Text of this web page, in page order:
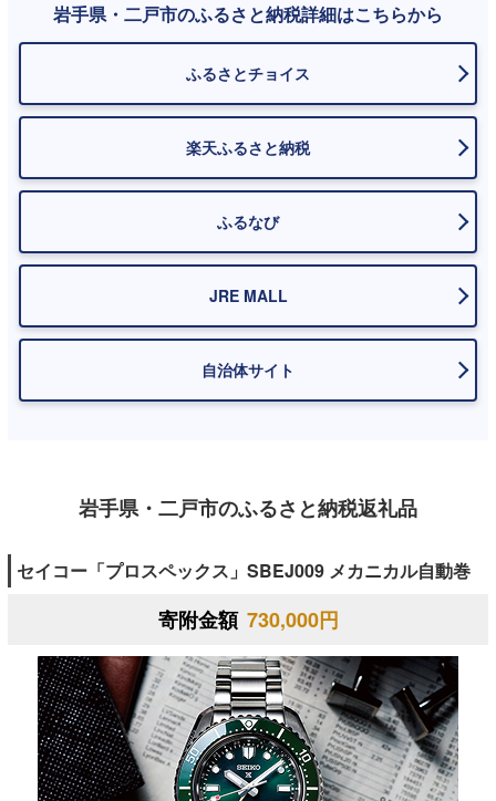
岩手県・二戸市のふるさと納税詳細はこちらから
ふるさとチョイス
楽天ふるさと納税
ふるなび
JRE MALL
自治体サイト
岩手県・二戸市のふるさと納税返礼品
セイコー「プロスペックス」SBEJ009 メカニカル自動巻
寄附金額 730,000円